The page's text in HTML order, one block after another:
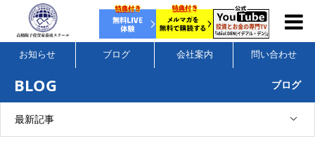
お知らせ ブログ 会社案内 問い合わせ
BLOG ブログ
最新記事